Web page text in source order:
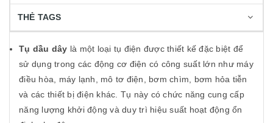
THẺ TAGS
Tụ dầu dây là một loại tụ điện được thiết kế đặc biệt để
sử dụng trong các động cơ điện có công suất lớn như máy
điều hòa, máy lạnh, mô tơ điện, bơm chìm, bơm hỏa tiễn
và các thiết bị điện khác. Tụ này có chức năng cung cấp
năng lượng khởi động và duy trì hiệu suất hoạt động ổn